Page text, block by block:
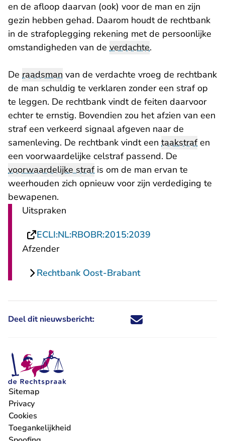
en de afloop daarvan (ook) voor de man en zijn
gezin hebben gehad. Daarom houdt de rechtbank
in de strafoplegging rekening met de persoonlijke
omstandigheden van de verdachte.
De raadsman van de verdachte vroeg de rechtbank
de man schuldig te verklaren zonder een straf op
te leggen. De rechtbank vindt de feiten daarvoor
echter te ernstig. Bovendien zou het afzien van een
straf een verkeerd signaal afgeven naar de
samenleving. De rechtbank vindt een taakstrafen
een voorwaardelijke celstraf passend. De
voorwaardelijke strafis om de man ervan te
weerhouden zich opnieuw voor zijn verdediging te
bewapenen.
Uitspraken
ECLI:NL:RBOBR:2015:2039
Afzender
Rechtbank Oost-Brabant
Deel dit nieuwsbericht: Deel dit nieuwsbericht via X -
Deel dit nieuwsbericht via
Deel dit nieuwsbericht
Deel dit
Sitemap
Privacy
Cookies
Toegankelijkheid